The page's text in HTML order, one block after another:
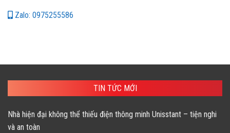
Zalo: 0975255586
TIN TỨC MỚI
Nhà hiện đại không thể thiếu điện thông minh Unisstant – tiện nghi
và an toàn